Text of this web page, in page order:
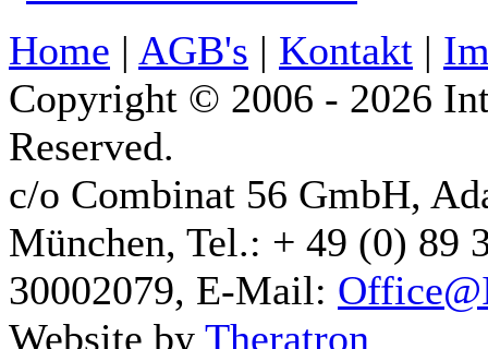
Home | AGB's | Kontakt |
Copyright © 2006 - 2026
Reserved.
c/o Combinat 56 GmbH,
München, Tel.: + 49 (0) 89
30002079, E-Mail:
Website by Theratron